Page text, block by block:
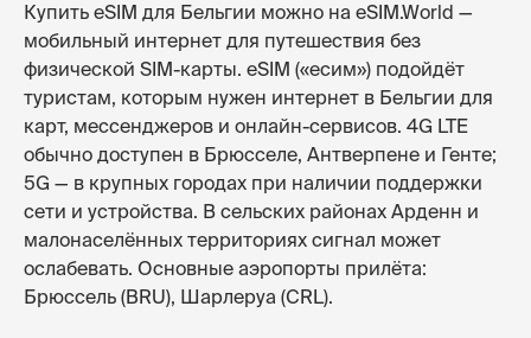
Купить eSIM для Бельгии можно на eSIM.World —
мобильный интернет для путешествия без
физической SIM-карты. eSIM («есим») подойдёт
туристам, которым нужен интернет в Бельгии для
карт, мессенджеров и онлайн-сервисов. 4G LTE
обычно доступен в Брюсселе, Антверпене и Генте;
5G — в крупных городах при наличии поддержки
сети и устройства. В сельских районах Арденн и
малонаселённых территориях сигнал может
ослабевать. Основные аэропорты прилёта:
Брюссель (BRU), Шарлеруа (CRL).